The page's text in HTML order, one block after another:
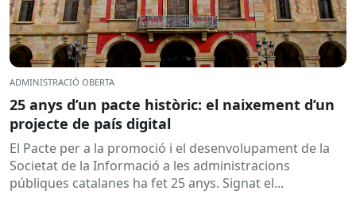
ADMINISTRACIÓ OBERTA
25 anys d’un pacte històric: el naixement d’un
projecte de país digital
El Pacte per a la promoció i el desenvolupament de la
Societat de la Informació a les administracions
públiques catalanes ha fet 25 anys. Signat el...